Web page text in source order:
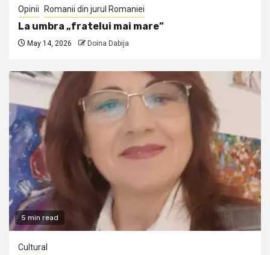
Opinii Romanii din jurul Romaniei
La umbra „fratelui mai mare”
May 14, 2026 Doina Dabija
5 min read
Cultural